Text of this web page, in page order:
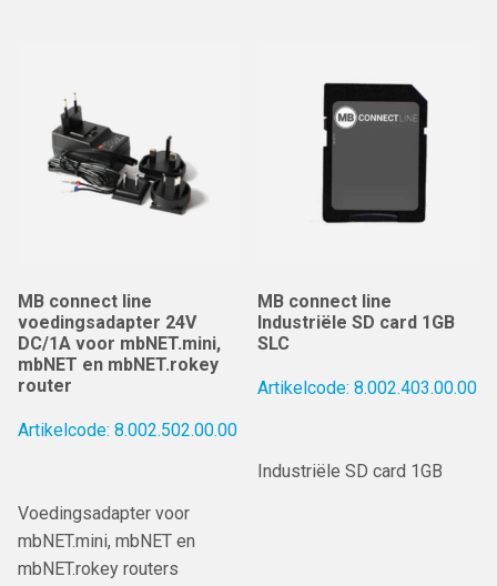
MB connect line
voedingsadapter 24V
DC/1A voor mbNET.mini,
mbNET en mbNET.rokey
router
Artikelcode: 8.002.502.00.00
Voedingsadapter voor
mbNET.mini, mbNET en
mbNET.rokey routers
MB connect line
Industriële SD card 1GB
SLC
Artikelcode: 8.002.403.00.00
Industriële SD card 1GB